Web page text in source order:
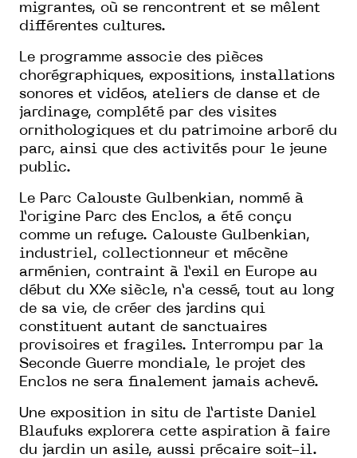
migrantes, où se rencontrent et se mêlent
différentes cultures.
Le programme associe des pièces
chorégraphiques, expositions, installations
sonores et vidéos, ateliers de danse et de
jardinage, complété par des visites
ornithologiques et du patrimoine arboré du
parc, ainsi que des activités pour le jeune
public.
Le Parc Calouste Gulbenkian, nommé à
l’origine Parc des Enclos, a été conçu
comme un refuge. Calouste Gulbenkian,
industriel, collectionneur et mécène
arménien, contraint à l’exil en Europe au
début du XXe siècle, n’a cessé, tout au long
de sa vie, de créer des jardins qui
constituent autant de sanctuaires
provisoires et fragiles. Interrompu par la
Seconde Guerre mondiale, le projet des
Enclos ne sera finalement jamais achevé.
Une exposition in situ de l’artiste Daniel
Blaufuks explorera cette aspiration à faire
du jardin un asile, aussi précaire soit-il.